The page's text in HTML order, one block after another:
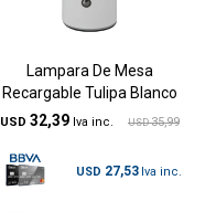
Lampara De Mesa
Recargable Tulipa Blanco
USD 32,39 USD 35,99
USD 27,53